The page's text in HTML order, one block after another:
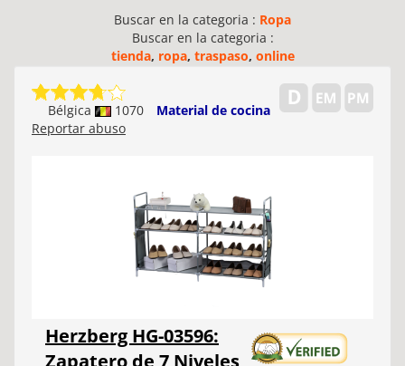
Buscar en la categoria : Ropa
Buscar en la categoria :
tienda, ropa, traspaso, online
Bélgica 1070
Material de cocina
Reportar abuso
Herzberg HG-03596:
Zapatero de 7 Niveles